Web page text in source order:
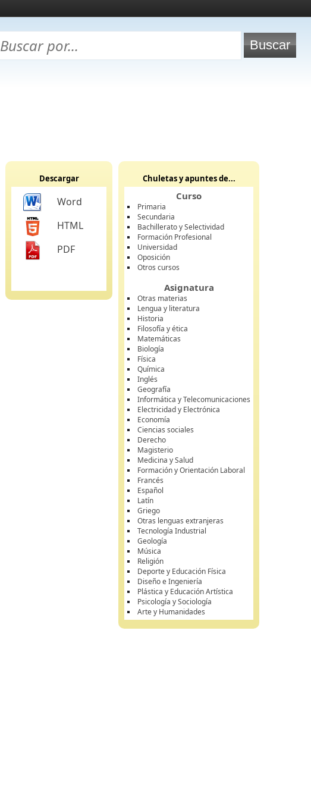
Descargar
Word
HTML
PDF
Chuletas y apuntes de...
Curso
Primaria
Secundaria
Bachillerato y Selectividad
Formación Profesional
Universidad
Oposición
Otros cursos
Asignatura
Otras materias
Lengua y literatura
Historia
Filosofía y ética
Matemáticas
Biología
Física
Química
Inglés
Geografía
Informática y Telecomunicaciones
Electricidad y Electrónica
Economía
Ciencias sociales
Derecho
Magisterio
Medicina y Salud
Formación y Orientación Laboral
Francés
Español
Latín
Griego
Otras lenguas extranjeras
Tecnología Industrial
Geología
Música
Religión
Deporte y Educación Física
Diseño e Ingeniería
Plástica y Educación Artística
Psicología y Sociología
Arte y Humanidades